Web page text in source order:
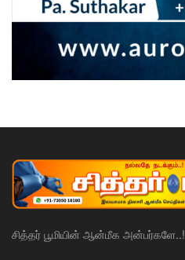
சித்தர் பூமியின் ஆன்மீக அன்பர்களே..!